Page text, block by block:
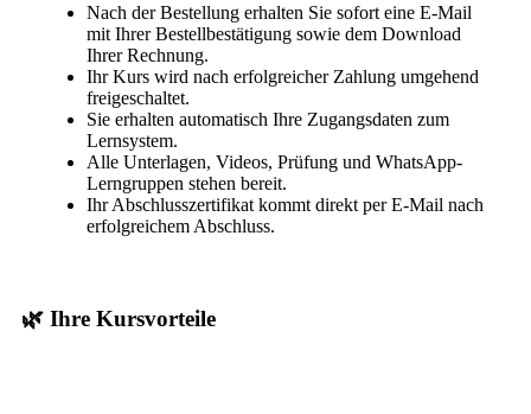
Nach der Bestellung erhalten Sie sofort eine E-Mail
mit Ihrer Bestellbestätigung sowie dem Download
Ihrer Rechnung.
Ihr Kurs wird nach erfolgreicher Zahlung umgehend
freigeschaltet.
Sie erhalten automatisch Ihre Zugangsdaten zum
Lernsystem.
Alle Unterlagen, Videos, Prüfung und WhatsApp-
Lerngruppen stehen bereit.
Ihr Abschlusszertifikat kommt direkt per E-Mail nach
erfolgreichem Abschluss.
🌿 Ihre Kursvorteile